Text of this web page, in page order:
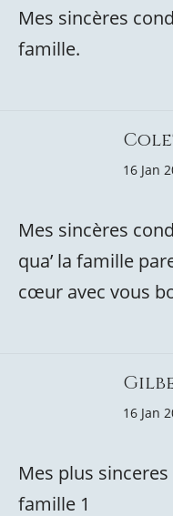
Mes sincères
famille.
16 Jan
Mes sincères
qua’ la famille
cœur avec vous
16 Jan
Mes plus
famille 1